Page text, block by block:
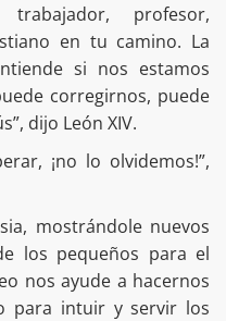
profesor,
en tu camino. La
si nos estamos
corregirnos, puede
dijo León XIV.
¡no lo olvidemos!”,
mostrándole nuevos
los pequeños para el
nos ayude a hacernos
para intuir y servir los